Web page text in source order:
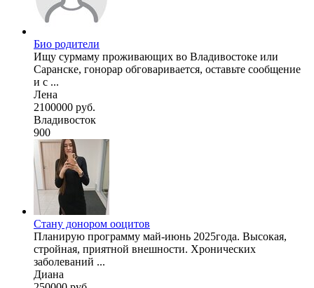
Био родители
Ищу сурмаму проживающих во Владивостоке или
Саранске, гонорар обговаривается, оставьте сообщение
и с ...
Лена
2100000 руб.
Владивосток
900
Стану донором ооцитов
Планирую программу май-июнь 2025года. Высокая,
стройная, приятной внешности. Хронических
заболеваний ...
Диана